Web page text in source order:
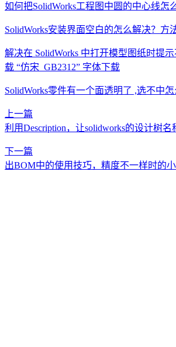
如何把SolidWorks工程图中圆的中心线怎
SolidWorks安装界面空白的怎么解决？方
解决在 SolidWorks 中打开模型图纸时提
载 “仿宋_GB2312” 字体下载
SolidWorks零件有一个面透明了 ,选不中怎
上一篇
利用Description，让solidworks的设计树
下一篇
出BOM中的使用技巧，精度不一样时的